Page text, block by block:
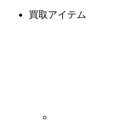
買取アイテム